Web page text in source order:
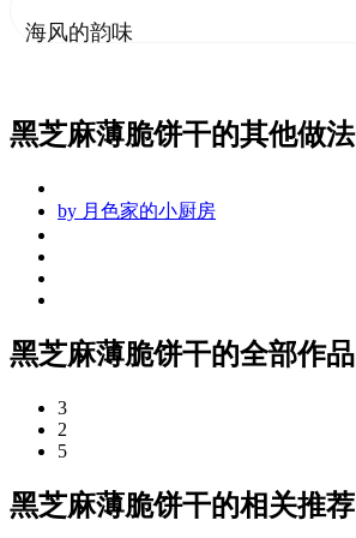
海风的韵味
黑芝麻薄脆饼干的其他做法
by 月色家的小厨房
黑芝麻薄脆饼干的全部作品
3
2
5
黑芝麻薄脆饼干的相关推荐